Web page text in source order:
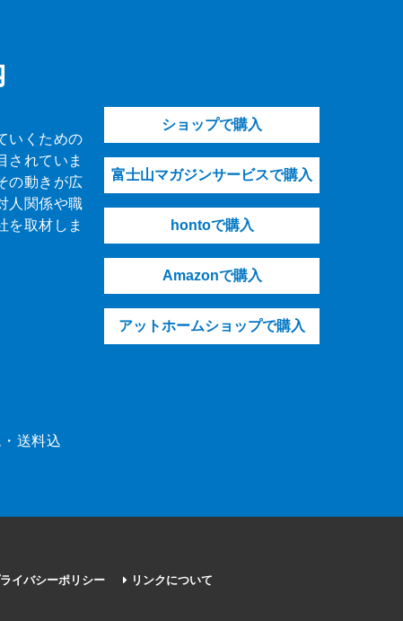
いくための
されていま
の動きが広
人関係や職
を取材しま
送料込
ショップで購入
富士山マガジンサービスで購入
hontoで購入
Amazonで購入
アットホームショップで購入
イバシーポリシー リンクについて